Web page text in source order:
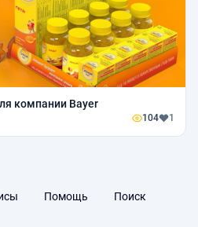
компании Bayer
104 1
Помощь Поиск